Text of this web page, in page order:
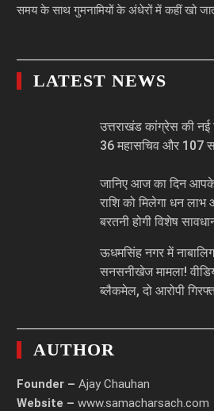
समय के साथ गुमनामियों के अंधेरों में कहीं खो
LATEST NEWS
उत्तराखंड कांग्रेस की नई
36 महासचिव और 107
जानिए आज का दिन
राशि को मिलेगा धन लाभ
बरतनी होगी विशेष
ऊधमसिंह नगर में
सनसनीखेज मामला!
ब्लैकमेल, दो आरोपी
AUTHOR
Founder – Ajay Chauhan
Website – www.samacharsach.com